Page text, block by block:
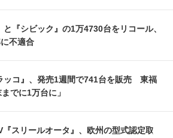
『シビック』の1万4730台をリコール、
不適合
ッコ』、発売1週間で741台を販売 東福
でに1万台に」
『スリールオータ』、欧州の型式認定取